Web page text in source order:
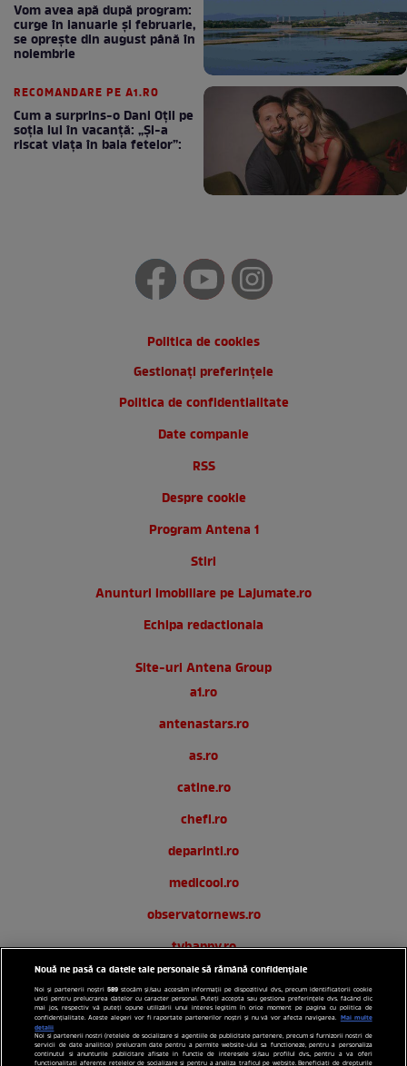
Vom avea apă după program:
curge în ianuarie și februarie,
se oprește din august până în
noiembrie
RECOMANDARE PE A1.RO
Cum a surprins-o Dani Oțil pe
soția lui în vacanță: „Și-a
riscat viața în baia fetelor”:
Politica de cookies
Gestionați preferințele
Politica de confidentialitate
Date companie
RSS
Despre cookie
Program Antena 1
Stiri
Anunturi imobiliare pe Lajumate.ro
Echipa redactionala
Site-uri Antena Group
a1.ro
antenastars.ro
as.ro
catine.ro
chefi.ro
deparinti.ro
medicool.ro
observatornews.ro
tvhappy.ro
useit.ro
zutv.ro
Trends AntenaPLAY
Nouă ne pasă ca datele tale personale să rămână confidențiale
Noi și partenerii noștri589 stocăm și/sau accesăm informații pe dispozitivul dvs., precum identificatorii cookie
unici pentru prelucrarea datelor cu caracter personal. Puteți accepta sau gestiona preferințele dvs. făcând clic
mai jos, respectiv vă puteți opune utilizării unui interes legitim în orice moment pe pagina cu politica de
confidențialitate. Aceste alegeri vor fi raportate partenerilor noștri și nu vă vor afecta navigarea. Mai multe
detalii
Noi si partenerii nostri (retelele de socializare si agentiile de publicitate partenere, precum si furnizorii nostri de
servicii de date analitice) prelucram date pentru a permite website-ului sa functioneze, pentru a personaliza
continutul si anunturile publicitare afisate in functie de interesele si/sau profilul dvs., pentru a va oferi
functionalitati aferente retelelor de socializare si pentru a analiza traficul pe website. Beneficiati de drepturile